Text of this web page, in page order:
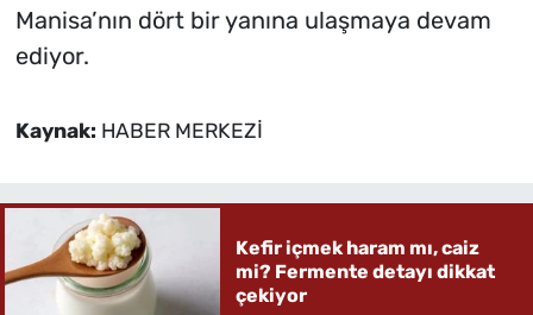
Manisa’nın dört bir yanına ulaşmaya devam
ediyor.
Kaynak: HABER MERKEZİ
Kefir içmek haram mı, caiz
mi? Fermente detayı dikkat
çekiyor